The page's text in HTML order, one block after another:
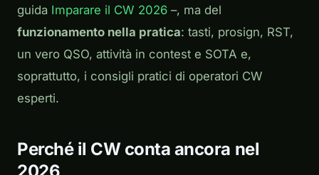
guida Imparare il CW 2026 –, ma del
funzionamento nella pratica: tasti, prosign, RST,
un vero QSO, attività in contest e SOTA e,
soprattutto, i consigli pratici di operatori CW
esperti.
Perché il CW conta ancora nel